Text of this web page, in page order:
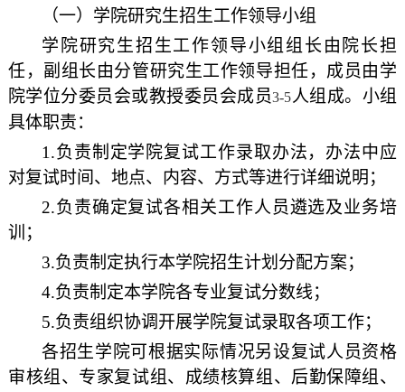
（一）学院研究生招生工作领导小组
学院研究生招生工作领导小组组长由院长担
任，副组长由分管研究生工作领导担任，成员由学
院学位分委员会或教授委员会成员3-5人组成。小组
具体职责：
1.负责制定学院复试工作录取办法，办法中应
对复试时间、地点、内容、方式等进行详细说明；
2.负责确定复试各相关工作人员遴选及业务培
训；
3.负责制定执行本学院招生计划分配方案；
4.负责制定本学院各专业复试分数线；
5.负责组织协调开展学院复试录取各项工作；
各招生学院可根据实际情况另设复试人员资格
审核组、专家复试组、成绩核算组、后勤保障组、